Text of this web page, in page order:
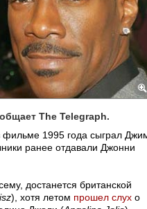
The Telegraph.
фильме 1995 года сыграл
ранее отдавали Джонни
достанется британской
), хотя летом прошел слух о